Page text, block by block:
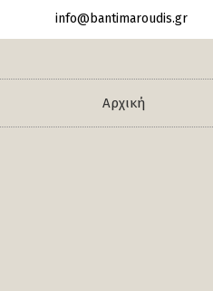
info@bantimaroudis.gr
Αρχική